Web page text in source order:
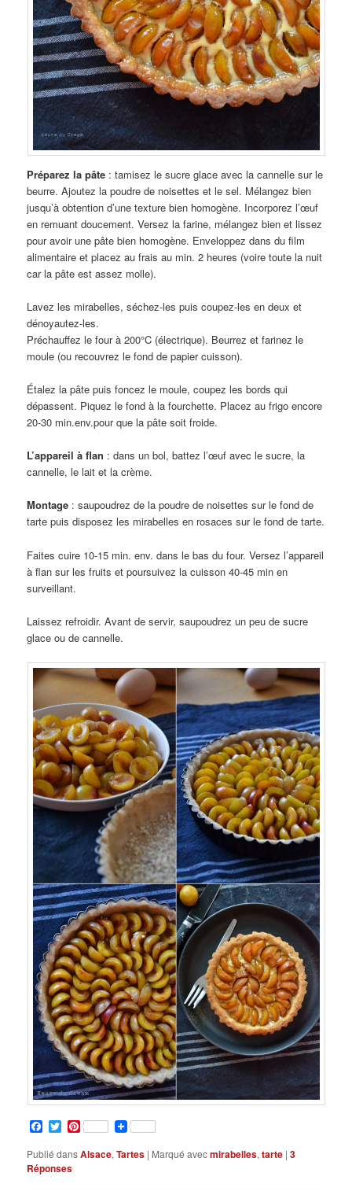
Préparez la pâte : tamisez le sucre glace avec la cannelle sur le
beurre. Ajoutez la poudre de noisettes et le sel. Mélangez bien
jusqu’à obtention d’une texture bien homogène. Incorporez l’œuf
en remuant doucement. Versez la farine, mélangez bien et lissez
pour avoir une pâte bien homogène. Enveloppez dans du film
alimentaire et placez au frais au min. 2 heures (voire toute la nuit
car la pâte est assez molle).
Lavez les mirabelles, séchez-les puis coupez-les en deux et
dénoyautez-les.
Préchauffez le four à 200°C (électrique). Beurrez et farinez le
moule (ou recouvrez le fond de papier cuisson).
Étalez la pâte puis foncez le moule, coupez les bords qui
dépassent. Piquez le fond à la fourchette. Placez au frigo encore
20-30 min.env.pour que la pâte soit froide.
L’appareil à flan : dans un bol, battez l’œuf avec le sucre, la
cannelle, le lait et la crème.
Montage : saupoudrez de la poudre de noisettes sur le fond de
tarte puis disposez les mirabelles en rosaces sur le fond de tarte.
Faites cuire 10-15 min. env. dans le bas du four. Versez l’appareil
à flan sur les fruits et poursuivez la cuisson 40-45 min en
surveillant.
Laissez refroidir. Avant de servir, saupoudrez un peu de sucre
glace ou de cannelle.
Facebook
TwitterPinterest
Publié dansAlsace,Tartes | Marqué avecmirabelles,tarte |3
Réponses